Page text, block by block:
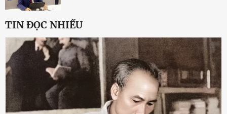
TIN ĐỌC NHIỀU